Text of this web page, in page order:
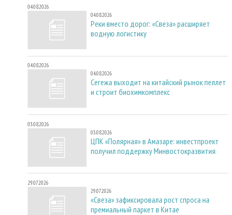
04.08.2026
04.08.2026
Реки вместо дорог: «Свеза» расширяет
водную логистику
04.08.2026
04.08.2026
Сегежа выходит на китайский рынок пеллет
и строит биохимкомплекс
03.08.2026
03.08.2026
ЦПК «Полярная» в Амазаре: инвестпроект
получил поддержку Минвостокразвития
29.07.2026
29.07.2026
«Свеза» зафиксировала рост спроса на
премиальный паркет в Китае